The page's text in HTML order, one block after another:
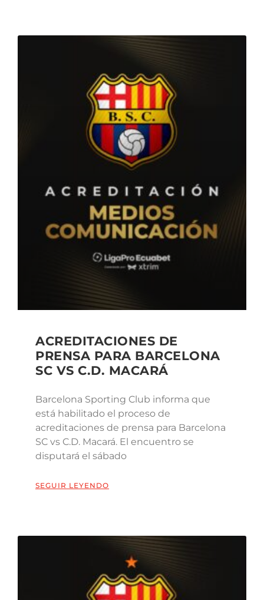
ACREDITACIONES DE
PRENSA PARA BARCELONA
SC VS C.D. MACARÁ
Barcelona Sporting Club informa que
está habilitado el proceso de
acreditaciones de prensa para Barcelona
SC vs C.D. Macará. El encuentro se
disputará el sábado
SEGUIR LEYENDO